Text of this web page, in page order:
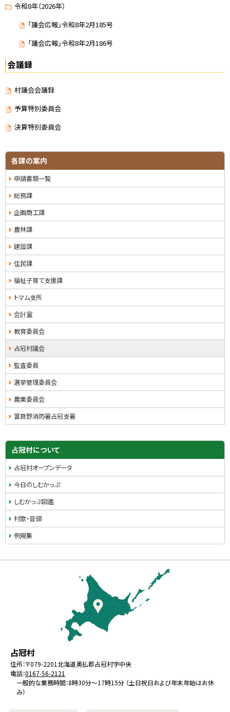
令和8年（2026年）
「議会広報」令和8年2月185号
「議会広報」令和8年2月186号
会議録
村議会会議録
予算特別委員会
決算特別委員会
ッ
プ
に
戻
る
サ
イ
ド
・
メ
ニ
ュ
ー
各課の案内
申請書類一覧
総務課
企画商工課
農林課
建設課
住民課
福祉子育て支援課
トマム支所
会計室
教育委員会
占冠村議会
監査委員
選挙管理委員会
農業委員会
富良野消防署占冠支署
占冠村について
占冠村オープンデータ
今日のしむかっぷ
しむかっぷ図鑑
村歌・音頭
例規集
北
海
道
占冠村役
場
住所：〒079-2201北海道勇払郡占冠村字中央
電話：0167-56-2121
一般的な業務時間：8時30分～17時15分 （土日祝日および年末年始はお休
み）